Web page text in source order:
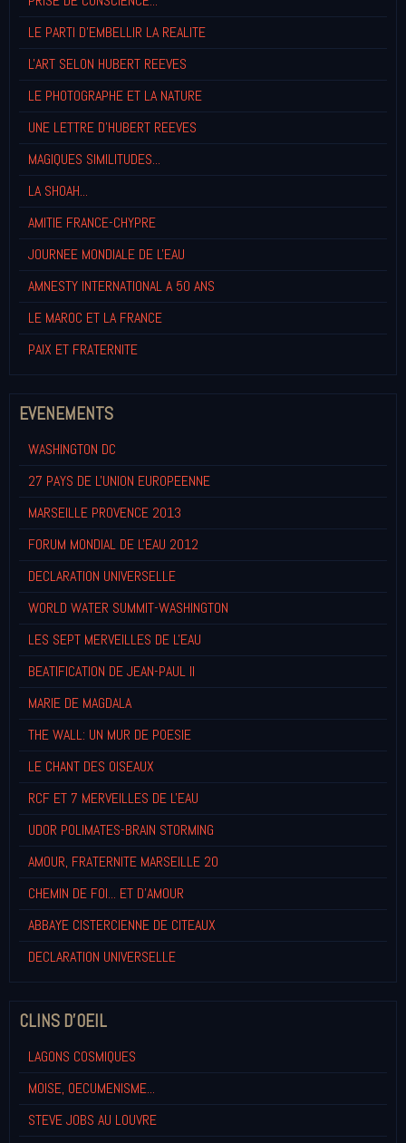
LE PARTI D'EMBELLIR LA REALITE
L'ART SELON HUBERT REEVES
LE PHOTOGRAPHE ET LA NATURE
UNE LETTRE D'HUBERT REEVES
MAGIQUES SIMILITUDES...
LA SHOAH...
AMITIE FRANCE-CHYPRE
JOURNEE MONDIALE DE L'EAU
AMNESTY INTERNATIONAL A 50 ANS
LE MAROC ET LA FRANCE
PAIX ET FRATERNITE
EVENEMENTS
WASHINGTON DC
27 PAYS DE L'UNION EUROPEENNE
MARSEILLE PROVENCE 2013
FORUM MONDIAL DE L'EAU 2012
DECLARATION UNIVERSELLE
WORLD WATER SUMMIT-WASHINGTON
LES SEPT MERVEILLES DE L'EAU
BEATIFICATION DE JEAN-PAUL II
MARIE DE MAGDALA
THE WALL: UN MUR DE POESIE
LE CHANT DES OISEAUX
RCF ET 7 MERVEILLES DE L'EAU
UDOR POLIMATES-BRAIN STORMING
AMOUR, FRATERNITE MARSEILLE 20
CHEMIN DE FOI... ET D'AMOUR
ABBAYE CISTERCIENNE DE CITEAUX
DECLARATION UNIVERSELLE
CLINS D'OEIL
LAGONS COSMIQUES
MOISE, OECUMENISME...
STEVE JOBS AU LOUVRE